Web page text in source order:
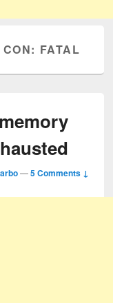
FATAL
—5 Comments ↓